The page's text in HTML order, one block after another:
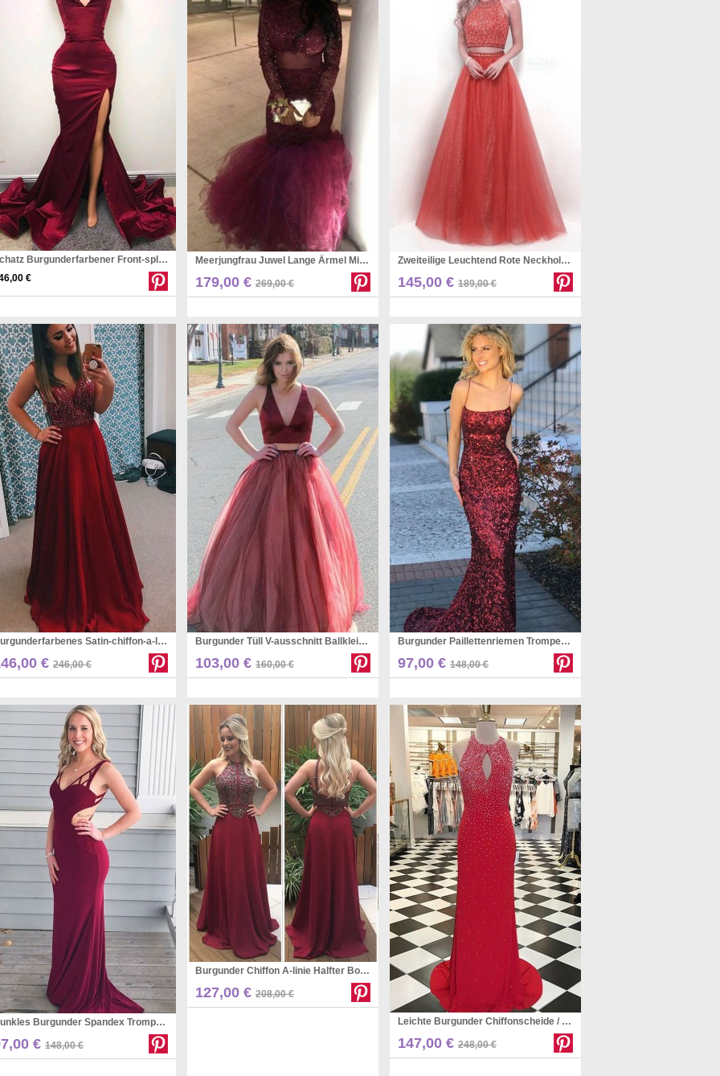
Schatz Burgunderfarbener Front-split-prom-partykleider REALS176
€
Meerjungfrau Juwel Lange Ärmel Mit Applikation Bodenlangen Spitzenkleid JTC11563
179,00 € 269,00 €
Pinterest
Zweiteilige Leuchtend Rote Neckholder-abschlussballkleider JT2PDE001
145,00 € 189,00 €
Pinterest
Burgunderfarbenes Satin-chiffon-a-linien-promikleid Mit V-ausschnitt (GJT3778)
€ 246,00 €
Pinterest
Burgunder Tüll V-ausschnitt Ballkleid Langes Zweiteiliges Ballkleid (GJT3780)
103,00 € 160,00 €
Pinterest
Burgunder Paillettenriemen Trompete / Meerjungfrau Langes Promikleid (GJT3782)
97,00 € 148,00 €
Pinterest
Dunkles Burgunder Spandex Trompete Mit V-ausschnitt / Meerjungfrau Langes Sex Prom Kleid (GJT3788)
€ 148,00 €
Pinterest
Burgunder Chiffon A-linie Halfter Bodenlanges Abendkleid (GJT3815)
127,00 € 208,00 €
Pinterest
Leichte Burgunder Chiffonscheide / Säulenhalfter Sweep Zug Abendkleid (GJT3816)
147,00 € 248,00 €
Pinterest